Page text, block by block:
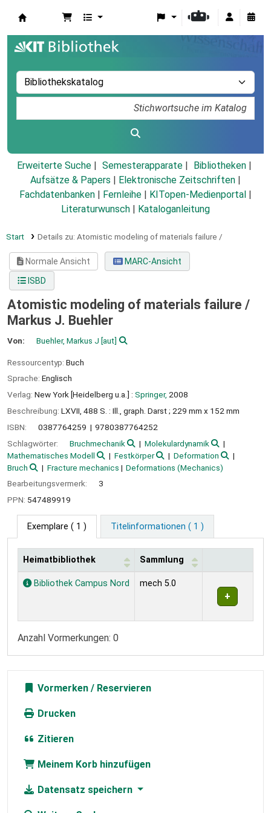
Erweiterte Suche Semesterapparate
Bibliotheken
Aufsätze & Papers
Elektronische Zeitschriften
Fachdatenbanken
Fernleihe KITopen-Medienportal
Literaturwunsch
Kataloganleitung
Start Details zu: Atomistic modeling of materials failure /
Normale Ansicht
MARC-Ansicht
ISBD
Atomistic modeling of materials failure /
Markus J. Buehler
Von: Buehler, Markus J [aut]
Ressourcentyp: Buch
Sprache: Englisch
Verlag: New York [Heidelberg u.a.] : Springer, 2008
Beschreibung: LXVII, 488 S. : Ill., graph. Darst ; 229 mm x 152 mm
ISBN:
0387764259
9780387764252
Schlagwörter:
Bruchmechanik
Molekulardynamik
Mathematisches Modell
Festkörper
Deformation
Bruch
Fracture mechanics
Deformations (Mechanics)
Bearbeitungsvermerk:
3
PPN: 547489919
Exemplare ( 1 ) Titelinformationen ( 1 )
Exemplare
Heimatbibliothek Sammlung
Bibliothek Campus Nord mech 5.0
Anzahl Vormerkungen: 0
Vormerken
Drucken
Zitieren
Meinem Korb hinzufügen
Datensatz speichern